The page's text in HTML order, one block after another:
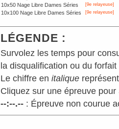
10x50 Nage Libre Dames Séries [9e relayeuse]
10x100 Nage Libre Dames Séries [9e relayeuse]
LÉGENDE :
Survolez les temps pour
la disqualification ou du forfait
Le chiffre en italique
Cliquez sur une épreuve
--:--.--: Épreuve non courue